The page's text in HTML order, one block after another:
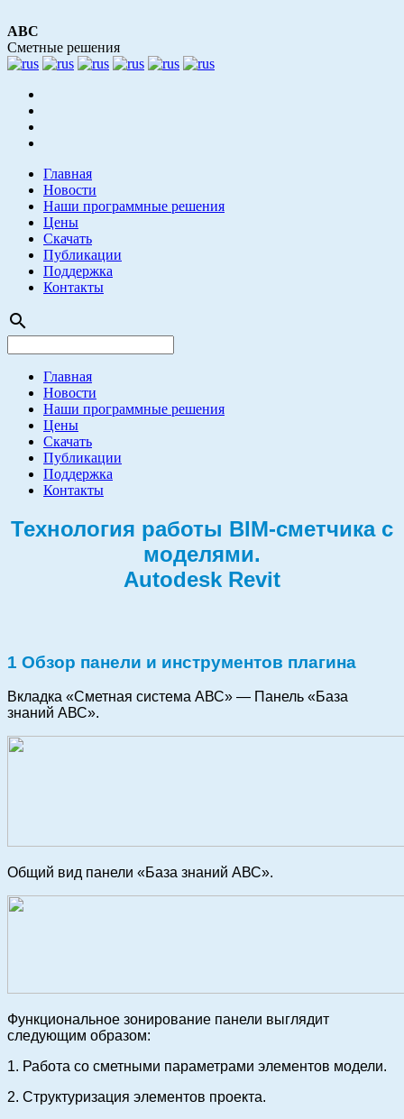
АВС
Сметные решения
Главная
Новости
Наши программные решения
Цены
Скачать
Публикации
Поддержка
Контакты
search
Главная
Новости
Наши программные решения
Цены
Скачать
Публикации
Поддержка
Контакты
Технология работы BIM-сметчика с
моделями.
Autodesk Revit
1 Обзор панели и инструментов плагина
Вкладка «Сметная система АВС» — Панель «База
знаний АВС».
Общий вид панели «База знаний АВС».
Функциональное зонирование панели выглядит
следующим образом:
1. Работа со сметными параметрами элементов модели.
2. Структуризация элементов проекта.